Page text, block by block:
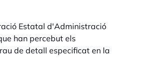
Estatal d'Administració
han percebut els
de detall especificat en la